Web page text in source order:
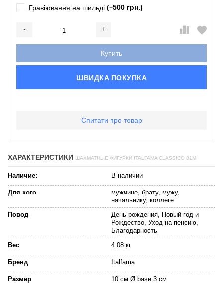
Гравіювання на шильді (+500 грн.)
- +
Купить
ШВИДКА ПОКУПКА
Спитати про товар
ХАРАКТЕРИСТИКИ ШАХМАТНЫЕ ФИГУРКИ ITALFAMA CLASSICO 81M
Наличие: В наличии
Для кого
мужчине, брату, мужу,
начальнику, коллеге
Повод
День рождения, Новый год и
Рождество, Уход на пенсию,
Благодарность
Вес
4.08 кг
Бренд Italfama
Размер 10 см Ø base 3 см